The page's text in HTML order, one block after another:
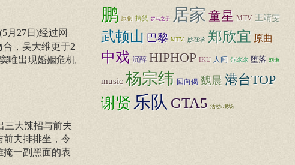
月27日)经过网
，吴大维更于2
唯出现婚姻危机
三大辣招与前夫
前夫排排坐，令
掩一副黑面的表
鹏 原创 搞笑 罗马之子 居家 童星 MTV 王靖雯
武顿山 巴黎 MTV. 妙在学 郑欣宜 原曲
中戏 沉醉 HIPHOP IKU 人间 范冰冰 堕落 刘谦
music 杨宗纬 回向偈 魏晨 港台TOP
谢贤 乐队 GTA5 活动/现场